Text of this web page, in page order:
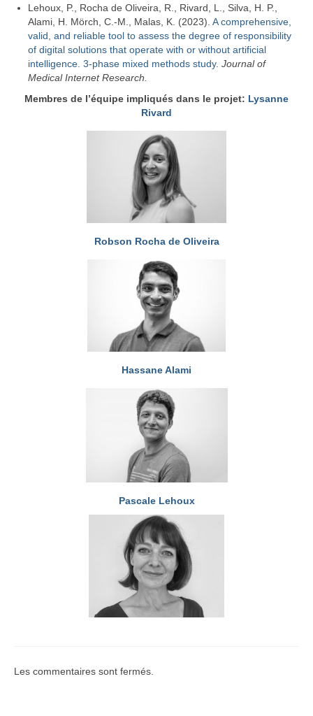
Lehoux, P., Rocha de Oliveira, R., Rivard, L., Silva, H. P.,
Alami, H. Mörch, C.-M., Malas, K. (2023). A comprehensive,
valid, and reliable tool to assess the degree of responsibility
of digital solutions that operate with or without artificial
intelligence. 3-phase mixed methods study. Journal of
Medical Internet Research.
Membres de l’équipe impliqués dans le projet: Lysanne
Rivard
Robson Rocha de Oliveira
Hassane Alami
Pascale Lehoux
Les commentaires sont fermés.